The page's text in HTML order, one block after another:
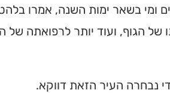
ומי בשאר ימות השנה, אמרו
של הגוף, ועוד יותר לרפואתה
נבחרה העיר הזאת דווקא.